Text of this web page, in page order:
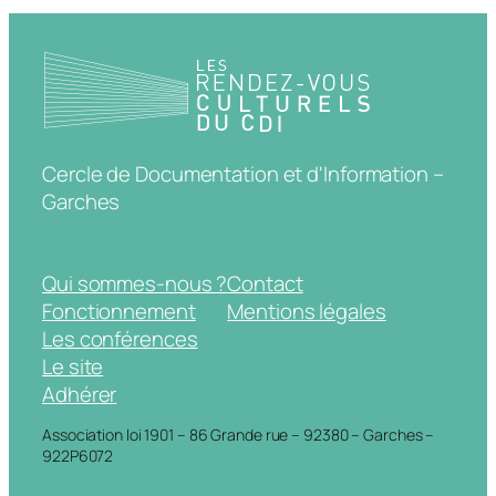
Cercle de Documentation et d'Information –
Garches
Qui sommes-nous ?
Fonctionnement
Les conférences
Le site
Adhérer
Contact
Mentions légales
Association loi 1901 – 86 Grande rue – 92380 – Garches –
922P6072